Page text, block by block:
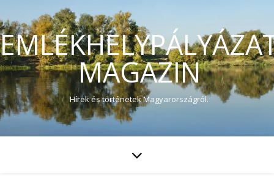
MAGAZIN
Hírek és történetek Magyarországról.